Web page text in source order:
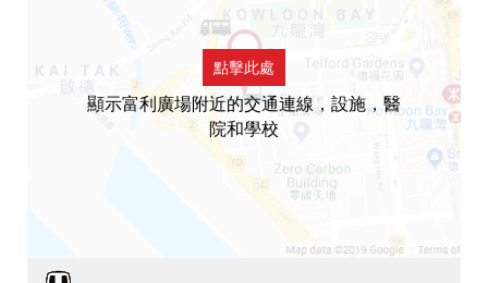
點擊此處
顯示富利廣場附近的交通連線，設施，醫
院和學校